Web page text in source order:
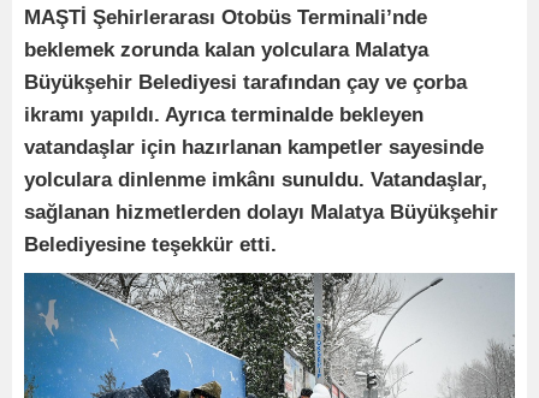
MAŞTİ Şehirlerarası Otobüs Terminali’nde
beklemek zorunda kalan yolculara Malatya
Büyükşehir Belediyesi tarafından çay ve çorba
ikramı yapıldı. Ayrıca terminalde bekleyen
vatandaşlar için hazırlanan kampetler sayesinde
yolculara dinlenme imkânı sunuldu. Vatandaşlar,
sağlanan hizmetlerden dolayı Malatya Büyükşehir
Belediyesine teşekkür etti.